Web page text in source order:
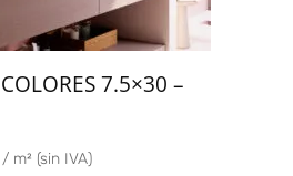
7.5×30 –
m² (sin IVA)